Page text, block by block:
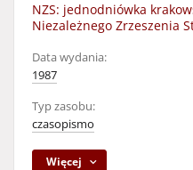
NZS: jednodniówka
Niezależnego Zrzeszenia
Data wydania:
1987
Typ zasobu:
czasopismo
Więcej